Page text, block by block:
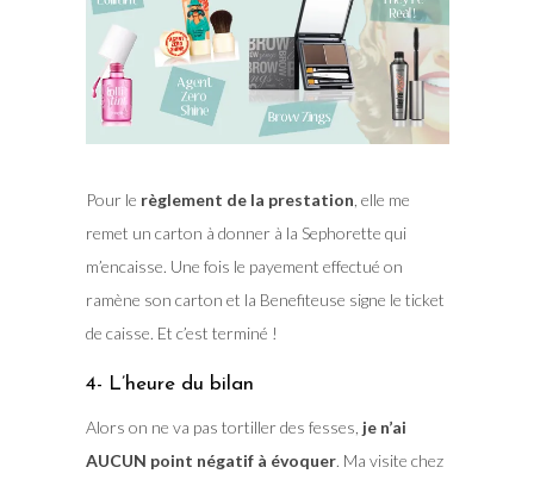
Pour le règlement de la prestation , elle me
remet un carton à donner à la Sephorette qui
m’encaisse. Une fois le payement effectué on
ramène son carton et la Benefiteuse signe le ticket
de caisse. Et c’est terminé !
4- L’heure du bilan
Alors on ne va pas tortiller des fesses, je n’ai
AUCUN point négatif à évoquer. Ma visite chez